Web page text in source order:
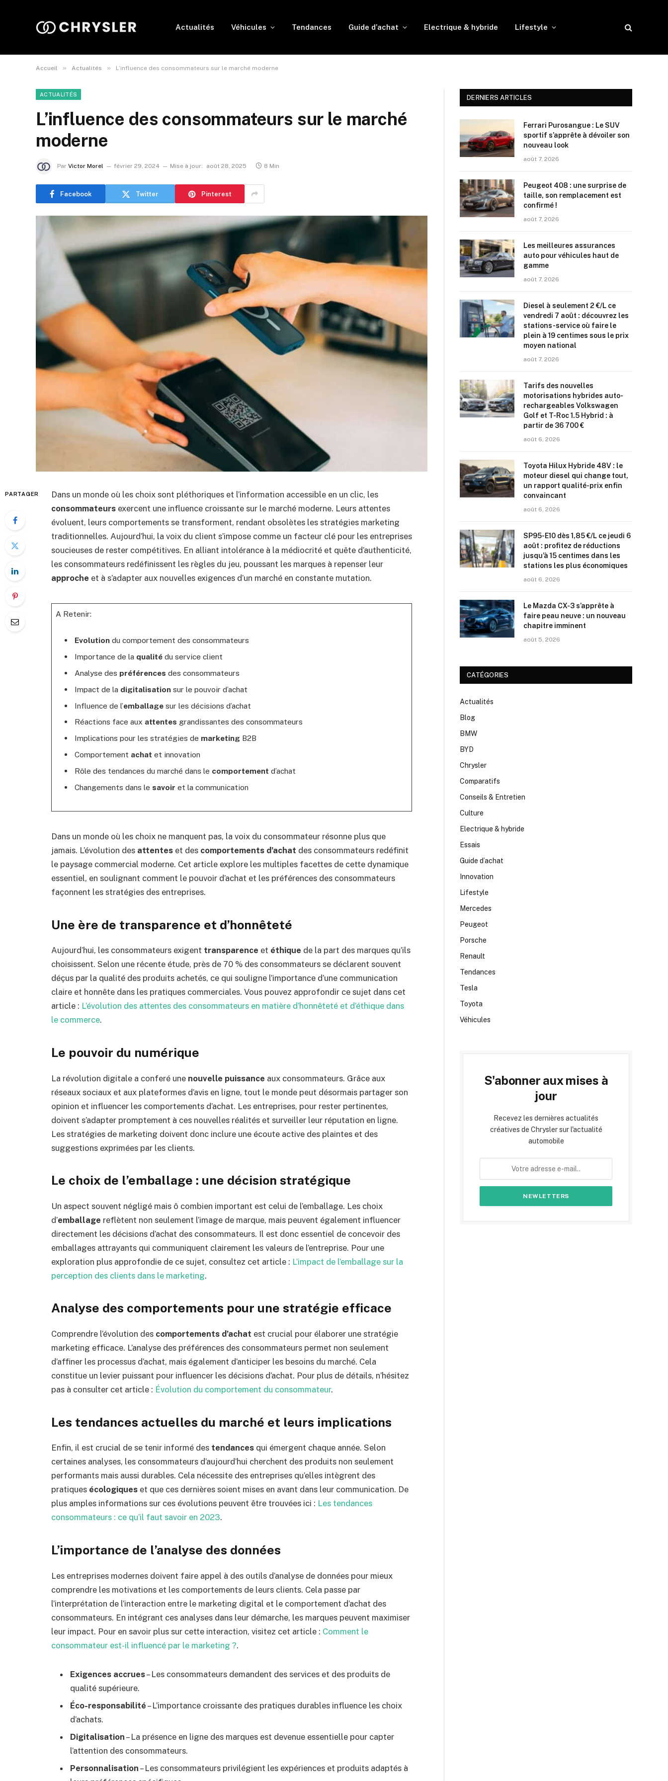
Actualités Véhicules Tendances Guide d’achat Electrique & hybride Lifestyle
Accueil » Actualités » L’influence des consommateurs sur le marché moderne
ACTUALITÉS
L’influence des consommateurs sur le marché
moderne
Par Victor Morel février 29, 2024 Mise à jour: août 28, 2025 8 Min
Facebook Twitter Pinterest
PARTAGER
Dans un monde où les choix sont pléthoriques et l’information accessible en un clic, les
consommateurs exercent une influence croissante sur le marché moderne. Leurs attentes
évoluent, leurs comportements se transforment, rendant obsolètes les stratégies marketing
traditionnelles. Aujourd’hui, la voix du client s’impose comme un facteur clé pour les entreprises
soucieuses de rester compétitives. En alliant intolérance à la médiocrité et quête d’authenticité,
les consommateurs redéfinissent les règles du jeu, poussant les marques à repenser leur
approche et à s’adapter aux nouvelles exigences d’un marché en constante mutation.
A Retenir:
Evolutiondu comportement des consommateurs
Importance de la qualitédu service client
Analyse des préférences des consommateurs
Impact de la digitalisationsur le pouvoir d’achat
Influence de l’emballagesur les décisions d’achat
Réactions face aux attentes grandissantes des consommateurs
Implications pour les stratégies de marketing B2B
Comportement achat et innovation
Rôle des tendances du marché dans le comportement d’achat
Changements dans le savoir et la communication
Dans un monde où les choix ne manquent pas, la voix du consommateur résonne plus que
jamais. L’évolution des attentes et des comportements d’achat des consommateurs redéfinit
le paysage commercial moderne. Cet article explore les multiples facettes de cette dynamique
essentiel, en soulignant comment le pouvoir d’achat et les préférences des consommateurs
façonnent les stratégies des entreprises.
Une ère de transparence et d’honnêteté
Aujourd’hui, les consommateurs exigent transparence et éthique de la part des marques qu’ils
choisissent. Selon une récente étude, près de 70 % des consommateurs se déclarent souvent
déçus par la qualité des produits achetés, ce qui souligne l’importance d’une communication
claire et honnête dans les pratiques commerciales. Vous pouvez approfondir ce sujet dans cet
article : L’évolution des attentes des consommateurs en matière d’honnêteté et d’éthique dans
le commerce.
Le pouvoir du numérique
La révolution digitale a conferé une nouvelle puissance aux consommateurs. Grâce aux
réseaux sociaux et aux plateformes d’avis en ligne, tout le monde peut désormais partager son
opinion et influencer les comportements d’achat. Les entreprises, pour rester pertinentes,
doivent s’adapter promptement à ces nouvelles réalités et surveiller leur réputation en ligne.
Les stratégies de marketing doivent donc inclure une écoute active des plaintes et des
suggestions exprimées par les clients.
Le choix de l’emballage : une décision stratégique
Un aspect souvent négligé mais ô combien important est celui de l’emballage. Les choix
d’emballage reflètent non seulement l’image de marque, mais peuvent également influencer
directement les décisions d’achat des consommateurs. Il est donc essentiel de concevoir des
emballages attrayants qui communiquent clairement les valeurs de l’entreprise. Pour une
exploration plus approfondie de ce sujet, consultez cet article : L’impact de l’emballage sur la
perception des clients dans le marketing.
Analyse des comportements pour une stratégie efficace
Comprendre l’évolution des comportements d’achat est crucial pour élaborer une stratégie
marketing efficace. L’analyse des préférences des consommateurs permet non seulement
d’affiner les processus d’achat, mais également d’anticiper les besoins du marché. Cela
constitue un levier puissant pour influencer les décisions d’achat. Pour plus de détails, n’hésitez
pas à consulter cet article : Évolution du comportement du consommateur.
Les tendances actuelles du marché et leurs implications
Enfin, il est crucial de se tenir informé des tendances qui émergent chaque année. Selon
certaines analyses, les consommateurs d’aujourd’hui cherchent des produits non seulement
performants mais aussi durables. Cela nécessite des entreprises qu’elles intègrent des
pratiques écologiques et que ces dernières soient mises en avant dans leur communication. De
plus amples informations sur ces évolutions peuvent être trouvées ici : Les tendances
consommateurs : ce qu’il faut savoir en 2023.
L’importance de l’analyse des données
Les entreprises modernes doivent faire appel à des outils d’analyse de données pour mieux
comprendre les motivations et les comportements de leurs clients. Cela passe par
l’interprétation de l’interaction entre le marketing digital et le comportement d’achat des
consommateurs. En intégrant ces analyses dans leur démarche, les marques peuvent maximiser
leur impact. Pour en savoir plus sur cette interaction, visitez cet article : Comment le
consommateur est-il influencé par le marketing ?.
Exigences accrues– Les consommateurs demandent des services et des produits de
qualité supérieure.
Éco-responsabilité – L’importance croissante des pratiques durables influence les choix
d’achats.
Digitalisation – La présence en ligne des marques est devenue essentielle pour capter
l’attention des consommateurs.
Personnalisation – Les consommateurs privilégient les expériences et produits adaptés à
DERNIERS ARTICLES
Ferrari Purosangue : Le SUV
sportif s’apprête à dévoiler son
nouveau look
août 7, 2026
Peugeot 408 : une surprise de
taille, son remplacement est
confirmé !
août 7, 2026
Les meilleures assurances
auto pour véhicules haut de
gamme
août 7, 2026
Diesel à seulement 2 €/L ce
vendredi 7 août : découvrez les
stations-service où faire le
plein à 19 centimes sous le prix
moyen national
août 7, 2026
Tarifs des nouvelles
motorisations hybrides auto-
rechargeables Volkswagen
Golf et T-Roc 1.5 Hybrid : à
partir de 36 700 €
août 6, 2026
Toyota Hilux Hybride 48V : le
moteur diesel qui change tout,
un rapport qualité-prix enfin
convaincant
août 6, 2026
SP95-E10 dès 1,85 €/L ce jeudi 6
août : profitez de réductions
jusqu’à 15 centimes dans les
stations les plus économiques
août 6, 2026
Le Mazda CX-3 s’apprête à
faire peau neuve : un nouveau
chapitre imminent
août 5, 2026
CATÉGORIES
Actualités
Blog
BMW
BYD
Chrysler
Comparatifs
Conseils & Entretien
Culture
Electrique & hybride
Essais
Guide d’achat
Innovation
Lifestyle
Mercedes
Peugeot
Porsche
Renault
Tendances
Tesla
Toyota
Véhicules
S'abonner aux mises à
jour
Recevez les dernières actualités
créatives de Chrysler sur l'actualité
automobile